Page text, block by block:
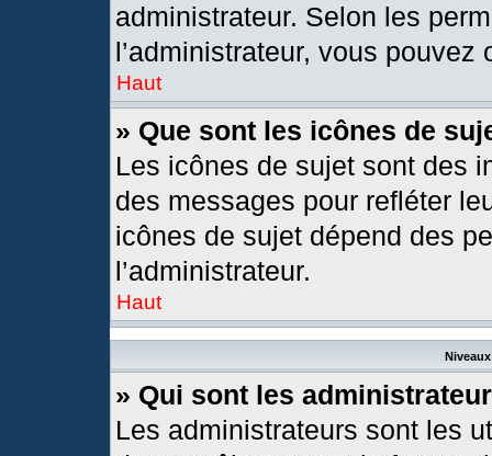
administrateur. Selon les
l’administrateur, vous
Haut
» Que sont les icônes de
Les icônes de sujet sont des
des messages pour refléter
icônes de sujet dépend des
l’administrateur.
Haut
» Qui sont les
Les administrateurs sont les